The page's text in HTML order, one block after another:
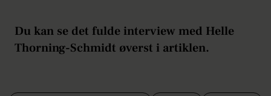
Du kan se det fulde interview med Helle
Thorning-Schmidt øverst i artiklen.